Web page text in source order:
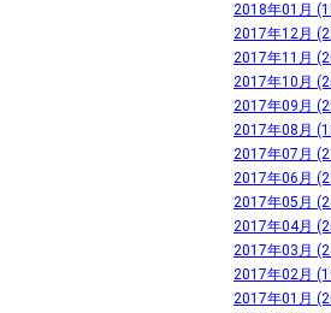
2018年01月
2017年12月
2017年11月
2017年10月
2017年09月
2017年08月
2017年07月
2017年06月
2017年05月
2017年04月
2017年03月
2017年02月
2017年01月